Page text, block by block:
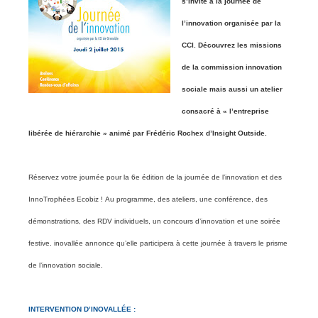
l’innovation organisée par la
CCI. Découvrez les missions
de la commission innovation
sociale mais aussi un atelier
consacré à « l’entreprise
libérée de hiérarchie » animé par Frédéric Rochex d’Insight Outside.
Réservez votre journée pour la 6e édition de la journée de l’innovation et des
InnoTrophées Ecobiz ! Au programme, des ateliers, une conférence, des
démonstrations, des RDV individuels, un concours d’innovation et une soirée
festive. inovallée annonce qu’elle participera à cette journée à travers le prisme
de l’innovation sociale.
INTERVENTION D’INOVALLÉE :